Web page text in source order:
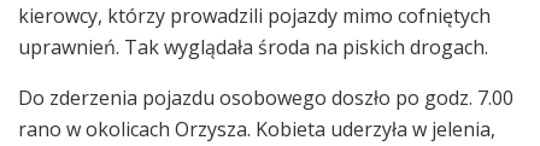
kierowcy, którzy prowadzili pojazdy mimo cofniętych
uprawnień. Tak wyglądała środa na piskich drogach.
Do zderzenia pojazdu osobowego doszło po godz. 7.00
rano w okolicach Orzysza. Kobieta uderzyła w jelenia,